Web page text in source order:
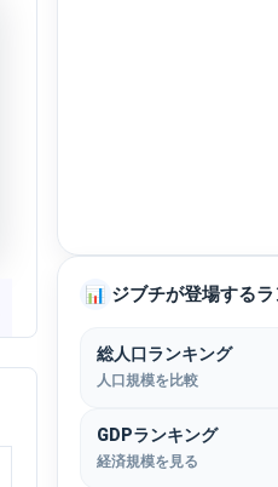
📊 ジブチが登場する
総人口ランキング
人口規模を比較
GDPランキング
経済規模を見る